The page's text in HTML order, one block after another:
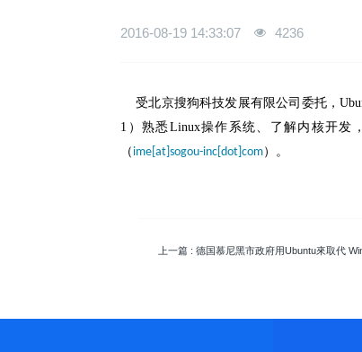
2016-08-19 14:33:07 4236
受北京搜狗科技发展有限公司委托，
1）熟悉Linux操作系统、了解内核开发
（ime[at]sogou-inc[dot]com）。
上一篇 : 德国慕尼黑市政府用Ubuntu來取代